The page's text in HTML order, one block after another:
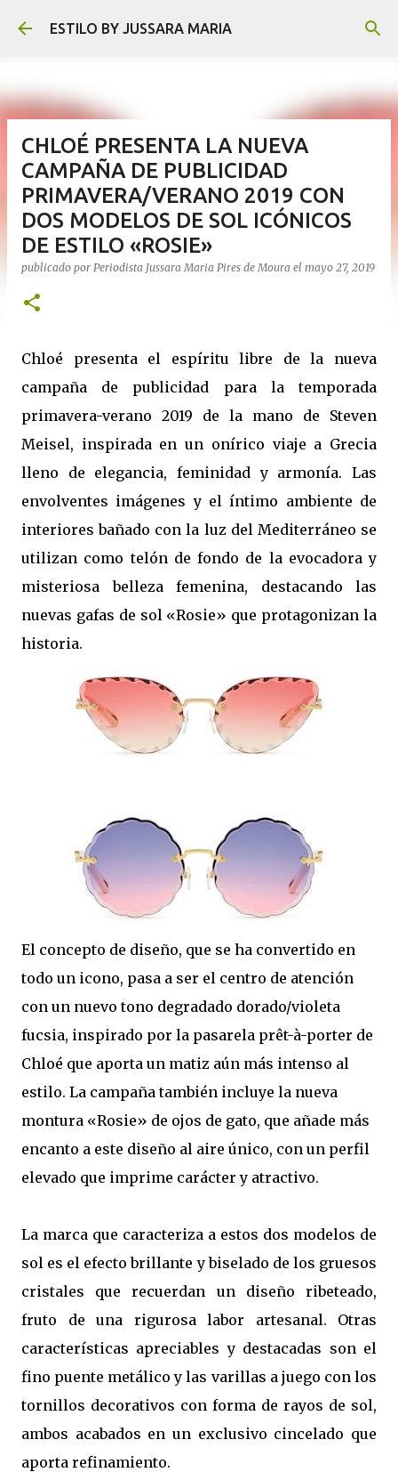
Ir al contenido principal
ESTILO BY JUSSARA MARIA
CHLOÉ PRESENTA LA NUEVA
CAMPAÑA DE PUBLICIDAD
PRIMAVERA/VERANO 2019 CON
DOS MODELOS DE SOL ICÓNICOS
DE ESTILO «ROSIE»
publicado por Periodista Jussara Maria Pires de Moura el mayo 27, 2019
Chloé presenta el espíritu libre de la nueva
campaña de publicidad para la temporada
primavera-verano 2019 de la mano de Steven
Meisel, inspirada en un onírico viaje a Grecia
lleno de elegancia, feminidad y armonía. Las
envolventes imágenes y el íntimo ambiente de
interiores bañado con la luz del Mediterráneo se
utilizan como telón de fondo de la evocadora y
misteriosa belleza femenina, destacando las
nuevas gafas de sol «Rosie» que protagonizan la
historia.
El concepto de diseño, que se ha convertido en
todo un icono, pasa a ser el centro de atención
con un nuevo tono degradado dorado/violeta
fucsia, inspirado por la pasarela prêt-à-porter de
Chloé que aporta un matiz aún más intenso al
estilo. La campaña también incluye la nueva
montura «Rosie» de ojos de gato, que añade más
encanto a este diseño al aire único, con un perfil
elevado que imprime carácter y atractivo.
La marca que caracteriza a estos dos modelos de
sol es el efecto brillante y biselado de los gruesos
cristales que recuerdan un diseño ribeteado,
fruto de una rigurosa labor artesanal. Otras
características apreciables y destacadas son el
fino puente metálico y las varillas a juego con los
tornillos decorativos con forma de rayos de sol,
ambos acabados en un exclusivo cincelado que
aporta refinamiento.